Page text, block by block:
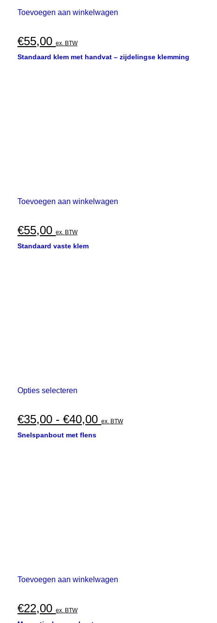
Toevoegen aan winkelwagen
€55,00 ex. BTW
Standaard klem met handvat – zijdelingse klemming
Toevoegen aan winkelwagen
€55,00 ex. BTW
Standaard vaste klem
Opties selecteren
meerdere
variaties.
Deze
€35,00 - €40,00Prijsklasse:
ex. BTW
Snelspanbout met flens
Toevoegen aan winkelwagen
€22,00 ex. BTW